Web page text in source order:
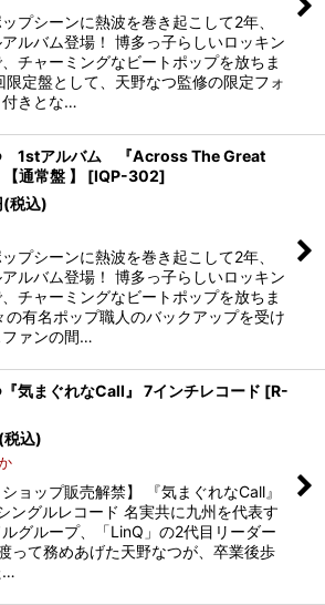
プシーンに熱波を巻き起こして2年、
ルバム登場！ 博多っ子らしいロッキン
チャーミングなビートポップを放ちま
限定盤として、天野なつ監修の限定フォ
付きとな…
1stアルバム 『Across The Great
通常盤 】
[IQP-302]
(税込)
プシーンに熱波を巻き起こして2年、
ルバム登場！ 博多っ子らしいロッキン
チャーミングなビートポップを放ちま
の有名ポップ職人のバックアップを受け
ファンの間…
気まぐれなCall』 7インチレコード [R-
(税込)
ショップ販売解禁】 『気まぐれなCall』
ングルレコード 名実共に九州を代表す
グループ、「LinQ」の2代目リーダー
って務めあげた天野なつが、卒業後歩
…